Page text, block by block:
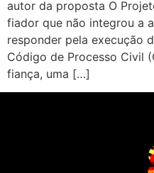
autor da proposta O
fiador que não integrou a
responder pela execução
Código de Processo Civil
fiança, uma […]